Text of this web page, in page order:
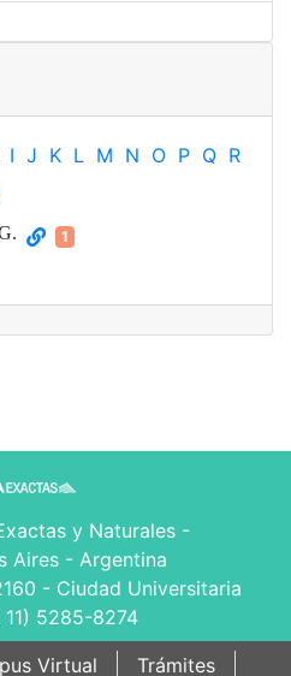
I J K L M N O P Q R
1
y Naturales -
Aires - Argentina
- Ciudad Universitaria
5285-8274
Virtual Trámites